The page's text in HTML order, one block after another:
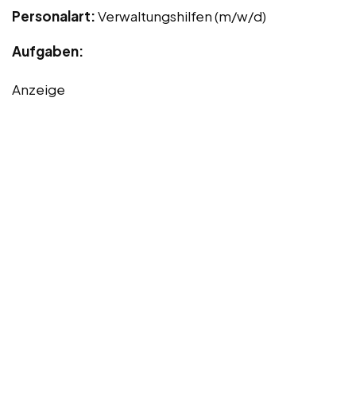
Personalart:Verwaltungshilfen (m/w/d)
Aufgaben:
Anzeige